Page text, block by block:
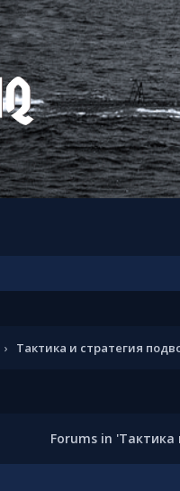
› Тактика и стратегия
Forums in